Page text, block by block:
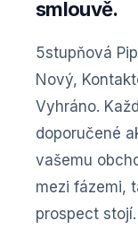
smlouvě.
5stupňová
Nový,
Vyhráno.
doporučené
vašemu
mezi fázemi,
prospect stojí.